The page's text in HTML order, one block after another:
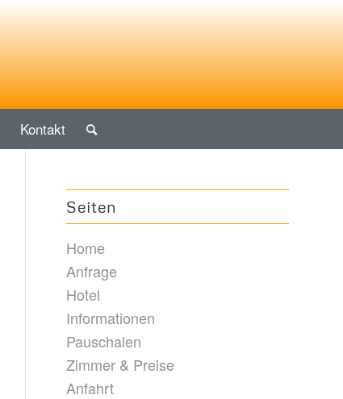
Kontakt
Seiten
Home
Anfrage
Hotel
Informationen
Pauschalen
Zimmer & Preise
Anfahrt